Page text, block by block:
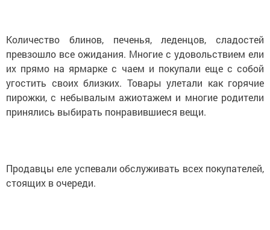
Количество блинов, печенья, леденцов, сладостей
превзошло все ожидания. Многие с удовольствием ели
их прямо на ярмарке с чаем и покупали еще с собой
угостить своих близких. Товары улетали как горячие
пирожки, с небывалым ажиотажем и многие родители
принялись выбирать понравившиеся вещи.
Продавцы еле успевали обслуживать всех покупателей,
стоящих в очереди.